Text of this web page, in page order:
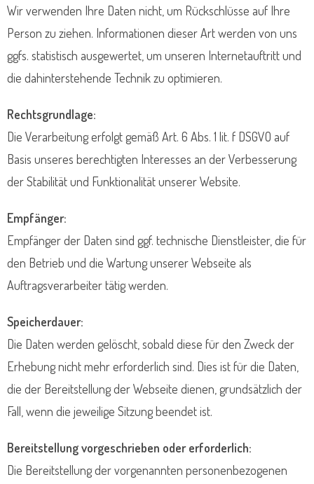
Wir verwenden Ihre Daten nicht, um Rückschlüsse auf Ihre
Person zu ziehen. Informationen dieser Art werden von uns
ggfs. statistisch ausgewertet, um unseren Internetauftritt und
die dahinterstehende Technik zu optimieren.
Rechtsgrundlage:
Die Verarbeitung erfolgt gemäß Art. 6 Abs. 1 lit. f DSGVO auf
Basis unseres berechtigten Interesses an der Verbesserung
der Stabilität und Funktionalität unserer Website.
Empfänger:
Empfänger der Daten sind ggf. technische Dienstleister, die für
den Betrieb und die Wartung unserer Webseite als
Auftragsverarbeiter tätig werden.
Speicherdauer:
Die Daten werden gelöscht, sobald diese für den Zweck der
Erhebung nicht mehr erforderlich sind. Dies ist für die Daten,
die der Bereitstellung der Webseite dienen, grundsätzlich der
Fall, wenn die jeweilige Sitzung beendet ist.
Bereitstellung vorgeschrieben oder erforderlich:
Die Bereitstellung der vorgenannten personenbezogenen